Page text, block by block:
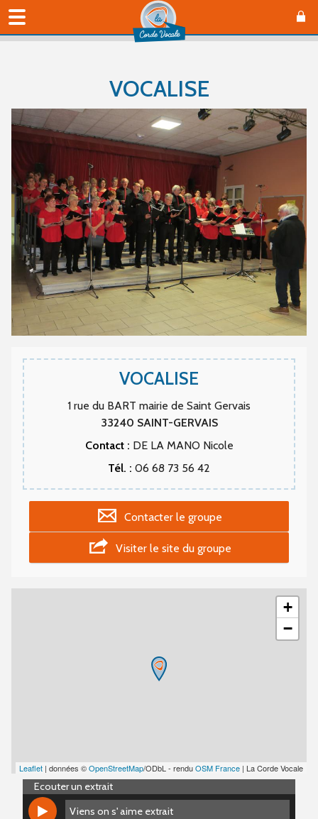
VOCALISE
VOCALISE
1 rue du BART mairie de Saint Gervais
33240 SAINT-GERVAIS
Contact : DE LA MANO Nicole
Tél. : 06 68 73 56 42
Contacter le groupe
Visiter le site du groupe
+
−
Leaflet | données ©OpenStreetMap/ODbL - renduOSM France | La Corde Vocale
Ecouter un extrait
Viens on s' aime extrait
Viens on s' aime extrait